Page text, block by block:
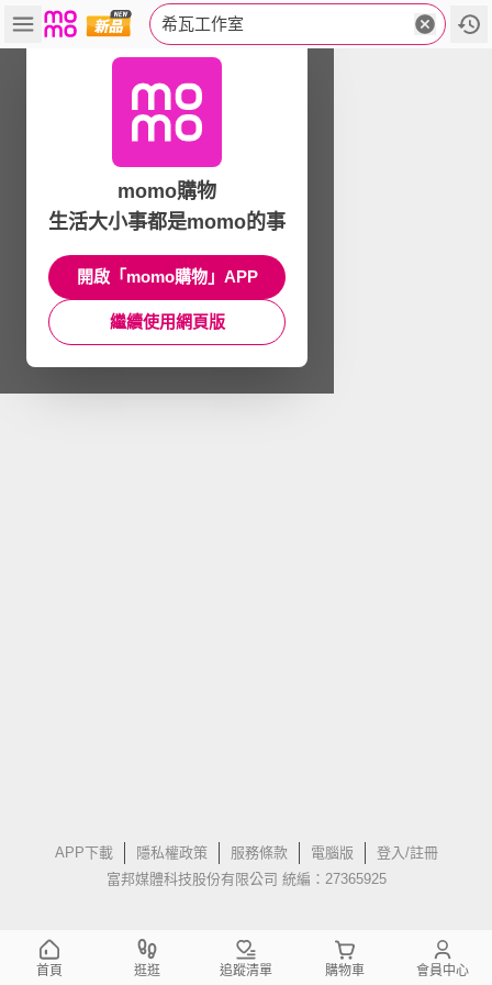
希瓦工作室
APP下載 隱私權政策 服務條款 電腦版
登入/註冊
富邦媒體科技股份有限公司 統編：27365925
momo購物
生活大小事都是momo的事
開啟「momo購物」APP
繼續使用網頁版
首頁 逛逛 追蹤清單 購物車 會員中心